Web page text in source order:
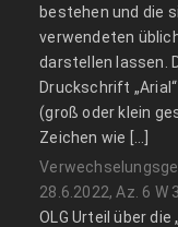
bestehen und die
verwendeten
darstellen lassen.
Druckschrift
(groß oder klein
Zeichen wie […]
28.6.2022, Az. 6 W
OLG Urteil über die